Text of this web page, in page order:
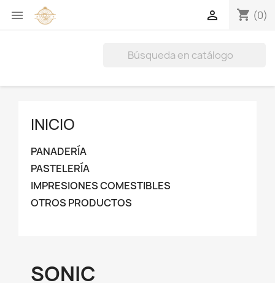
 shopping_cart (0)

INICIO
PANADERÍA
PASTELERÍA
IMPRESIONES COMESTIBLES
OTROS PRODUCTOS
SONIC